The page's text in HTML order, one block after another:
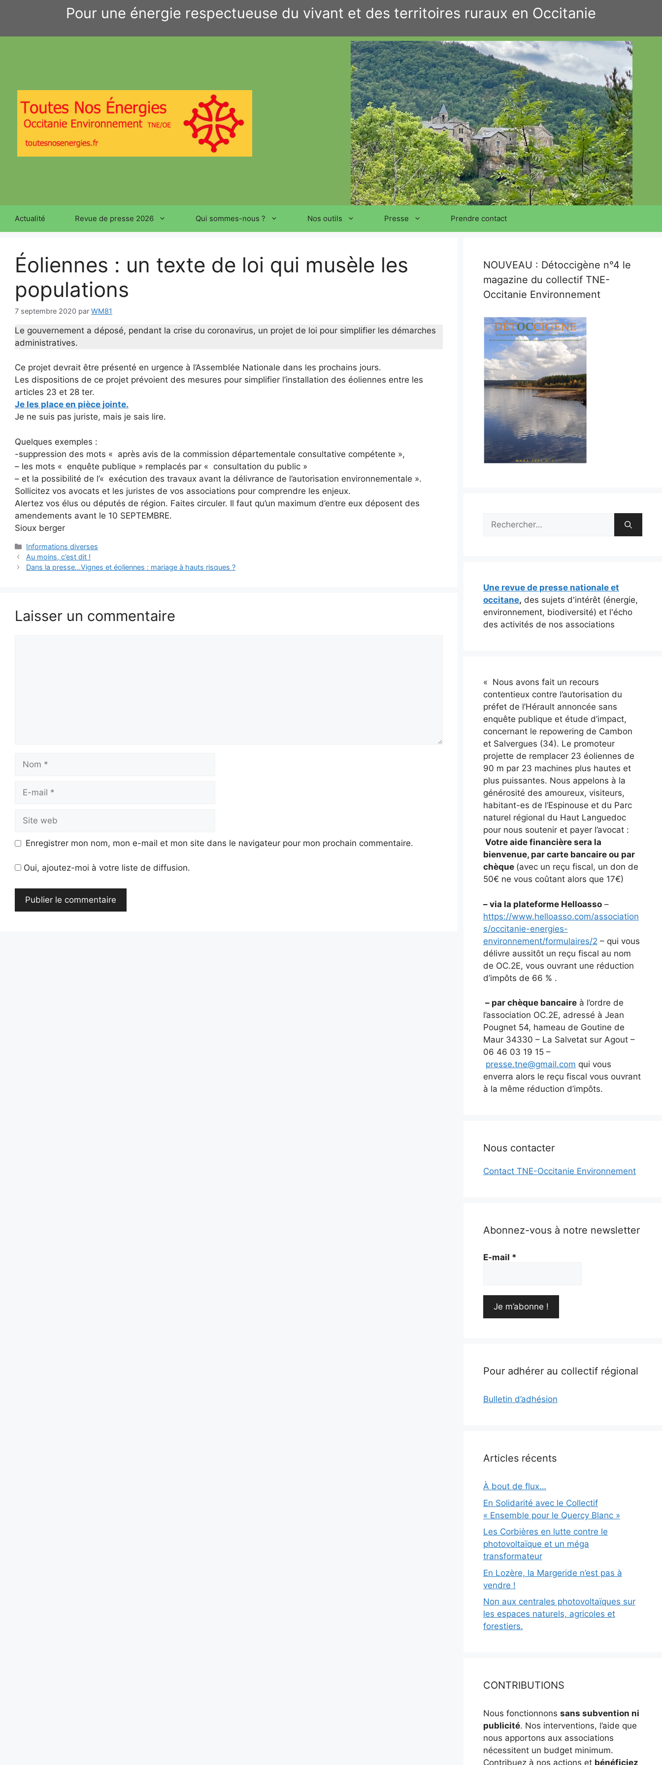
Pour une énergie respectueuse du vivant et des territoires ruraux en Occitanie
Actualité Revue de presse 2026 Qui sommes-nous ? Nos outils Presse Prendre contact
Éoliennes : un texte de loi qui musèle les
populations
7 septembre 2020 par WM81
Le gouvernement a déposé, pendant la crise du coronavirus, un projet de loi pour simplifier les démarches
administratives.
Ce projet devrait être présenté en urgence à l’Assemblée Nationale dans les prochains jours.
Les dispositions de ce projet prévoient des mesures pour simplifier l’installation des éoliennes entre les
articles 23 et 28 ter.
Je les place en pièce jointe.
Je ne suis pas juriste, mais je sais lire.
Quelques exemples :
-suppression des mots « après avis de la commission départementale consultative compétente »,
– les mots « enquête publique » remplacés par « consultation du public »
– et la possibilité de l’« exécution des travaux avant la délivrance de l’autorisation environnementale ».
Sollicitez vos avocats et les juristes de vos associations pour comprendre les enjeux.
Alertez vos élus ou députés de région. Faites circuler. Il faut qu’un maximum d’entre eux déposent des
amendements avant le 10 SEPTEMBRE.
Sioux berger
Catégories
Informations diverses
Au moins, c’est dit !
Dans la presse…Vignes et éoliennes : mariage à hauts risques ?
Laisser un commentaire
mail
web
Enregistrer mon nom, mon e-mail et mon site dans le navigateur pour mon prochain commentaire.
Oui, ajoutez-moi à votre liste de diffusion.
NOUVEAU : Détoccigène n°4 le
magazine du collectif TNE-
Occitanie Environnement
Rechercher :
Une revue de presse nationale et
occitane, des sujets d'intérêt (énergie,
environnement, biodiversité) et l'écho
des activités de nos associations
« Nous avons fait un recours
contentieux contre l’autorisation du
préfet de l’Hérault annoncée sans
enquête publique et étude d’impact,
concernant le repowering de Cambon
et Salvergues (34). Le promoteur
projette de remplacer 23 éoliennes de
90 m par 23 machines plus hautes et
plus puissantes. Nous appelons à la
générosité des amoureux, visiteurs,
habitant-es de l’Espinouse et du Parc
naturel régional du Haut Languedoc
pour nous soutenir et payer l’avocat :
Votre aide financière sera la
bienvenue, par carte bancaire ou par
chèque (avec un reçu fiscal, un don de
50€ ne vous coûtant alors que 17€)
– via la plateforme Helloasso–
https://www.helloasso.com/association
s/occitanie-energies-
environnement/formulaires/2 – qui vous
délivre aussitôt un reçu fiscal au nom
de OC.2E, vous ouvrant une réduction
d’impôts de 66 % .
– par chèque bancaireà l’ordre de
l’association OC.2E, adressé à Jean
Pougnet 54, hameau de Goutine de
Maur 34330 – La Salvetat sur Agout –
06 46 03 19 15 –
presse.tne@gmail.com qui vous
enverra alors le reçu fiscal vous ouvrant
à la même réduction d’impôts.
Nous contacter
Contact TNE-Occitanie Environnement
Abonnez-vous à notre newsletter
E-mail *
Pour adhérer au collectif régional
Bulletin d’adhésion
Articles récents
À bout de flux…
En Solidarité avec le Collectif
« Ensemble pour le Quercy Blanc »
Les Corbières en lutte contre le
photovoltaïque et un méga
transformateur
En Lozère, la Margeride n’est pas à
vendre !
Non aux centrales photovoltaïques sur
les espaces naturels, agricoles et
forestiers.
CONTRIBUTIONS
Nous fonctionnons sans subvention ni
publicité. Nos interventions, l’aide que
nous apportons aux associations
nécessitent un budget minimum.
Contribuez à nos actions et bénéficiez